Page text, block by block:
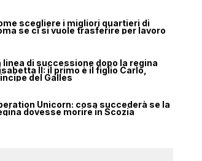
scegliere i migliori quartieri di
se ci si vuole trasferire per lavoro
linea di successione dopo la regina
II: il primo è il figlio Carlo,
del Galles
Unicorn: cosa succederà se la
dovesse morire in Scozia